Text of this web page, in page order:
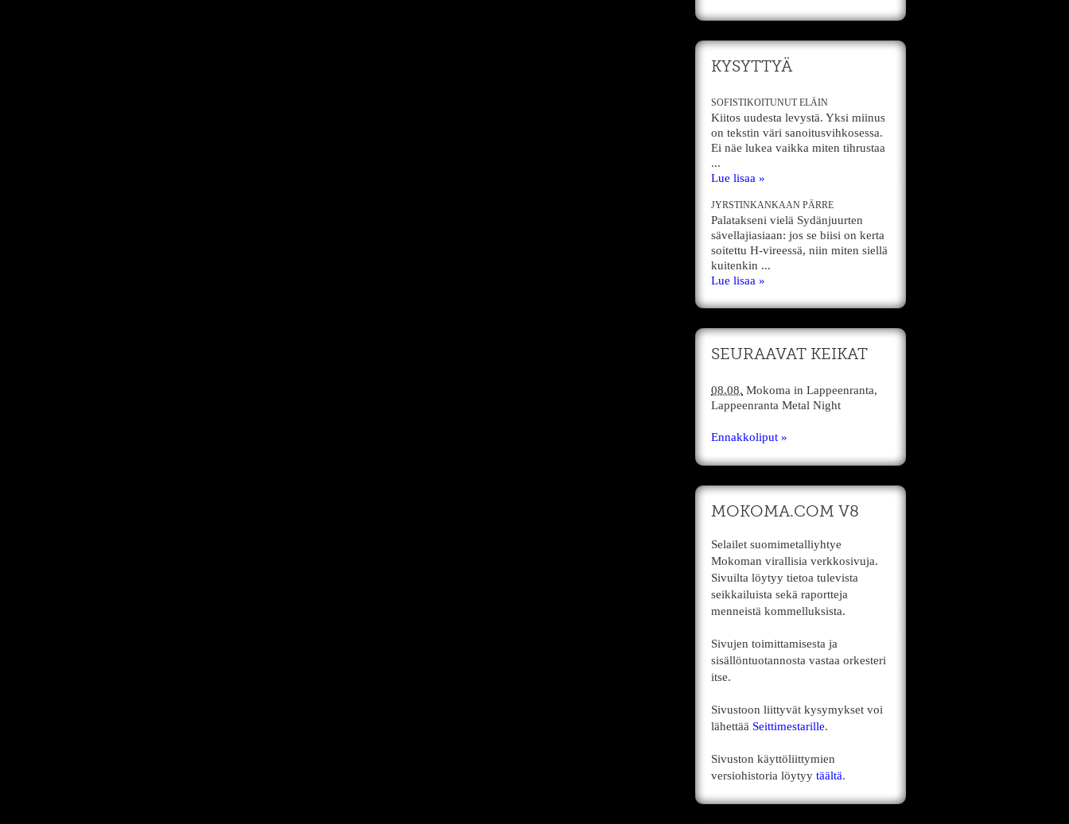
KYSYTTYÄ
SOFISTIKOITUNUT ELÄIN
Kiitos uudesta levystä. Yksi miinus
on tekstin väri sanoitusvihkosessa.
Ei näe lukea vaikka miten tihrustaa
...
Lue lisaa »
JYRSTINKANKAAN PÄRRE
Palatakseni vielä Sydänjuurten
sävellajiasiaan: jos se biisi on kerta
soitettu H-vireessä, niin miten siellä
kuitenkin ...
Lue lisaa »
SEURAAVAT KEIKAT
08.08. Mokoma in Lappeenranta,
Lappeenranta Metal Night
Ennakkoliput »
MOKOMA.COM V8
Selailet suomimetalliyhtye
Mokoman virallisia verkkosivuja.
Sivuilta löytyy tietoa tulevista
seikkailuista sekä raportteja
menneistä kommelluksista.
Sivujen toimittamisesta ja
sisällöntuotannosta vastaa orkesteri
itse.
Sivustoon liittyvät kysymykset voi
lähettää Seittimestarille.
Sivuston käyttöliittymien
versiohistoria löytyy täältä.